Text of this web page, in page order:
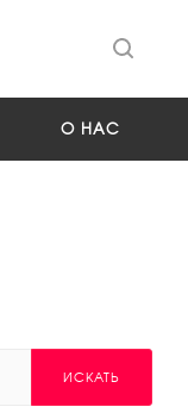
О НАС
ИСКАТЬ